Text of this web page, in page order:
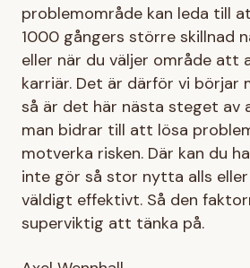
problemområde kan leda till
1000 gångers större skillnad
eller när du väljer område att
karriär. Det är därför vi börjar
så är det här nästa steget av
man bidrar till att lösa
motverka risken. Där kan du
inte gör så stor nytta alls
väldigt effektivt. Så den
superviktig att tänka på.